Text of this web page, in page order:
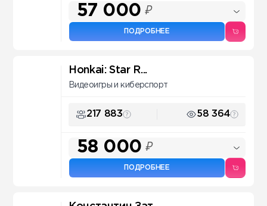
57 000 ₽
ПОДРОБНЕЕ
Honkai: Star R...
Видеоигры и киберспорт
217 883 58 364
58 000 ₽
ПОДРОБНЕЕ